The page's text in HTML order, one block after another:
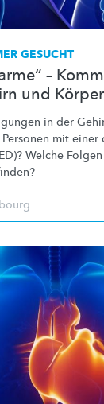
GESUCHT
–
und Körper
in der
mit einer
Welche